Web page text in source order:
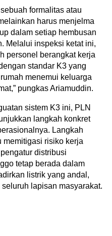
formalitas atau
harus menjelma
dalam setiap hembusan
Melalui inspeksi ketat ini,
personel berangkat kerja
standar K3 yang
menemui keluarga
pungkas Ariamuddin.
sistem K3 ini, PLN
langkah konkret
Langkah
memitigasi risiko kerja
distribusi
tetap berada dalam
listrik yang andal,
lapisan masyarakat.